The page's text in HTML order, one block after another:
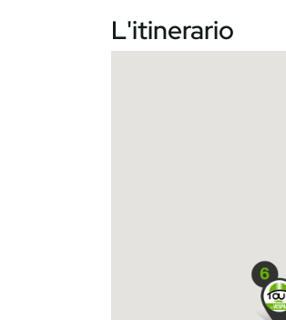
L'itinerario